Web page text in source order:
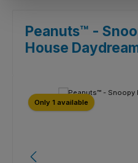
Peanuts™ -
House
Ignorer la galerie d'images
Only 1 available